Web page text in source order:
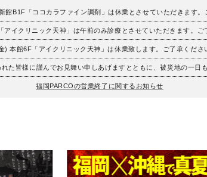
館B1F「ココカラファイン調剤」は休業とさせていただきます。
アイクリニック天神」は午前のみ診療とさせていただきます。ご
) 本館6F「アイクリニック天神」は休業致します。ご了承くださ
た皆様に謹んでお見舞い申しあげますとともに、被災地の一日
福岡PARCOの営業終了に関するお知らせ